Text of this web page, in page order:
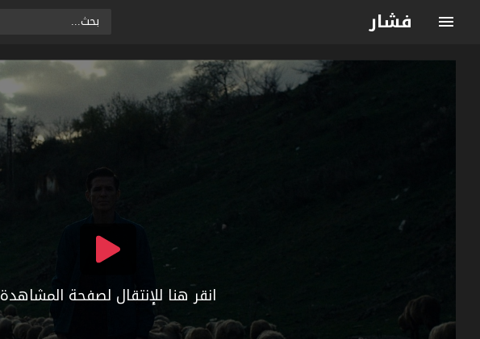
فشار
انقر هنا للإنتقال لصفحة المشاهدة